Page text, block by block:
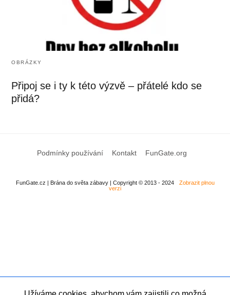
OBRÁZKY
Připoj se i ty k této výzvě – přátelé kdo se
přidá?
Podmínky používání Kontakt FunGate.org
FunGate.cz | Brána do světa zábavy | Copyright © 2013 - 2024
Zobrazit plnou
verzi